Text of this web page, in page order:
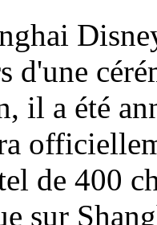
d'une
il a été
de 400
sur